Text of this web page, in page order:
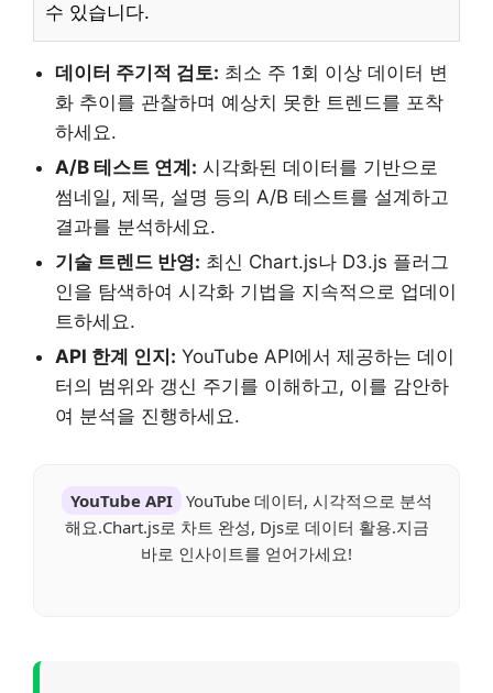
수 있습니다.
데이터 주기적 검토: 최소 주 1회 이상 데이터 변
화 추이를 관찰하며 예상치 못한 트렌드를 포착
하세요.
A/B 테스트 연계: 시각화된 데이터를 기반으로
썸네일, 제목, 설명 등의 A/B 테스트를 설계하고
결과를 분석하세요.
기술 트렌드 반영: 최신 Chart.js나 D3.js 플러그
인을 탐색하여 시각화 기법을 지속적으로 업데이
트하세요.
API 한계 인지: YouTube API에서 제공하는 데이
터의 범위와 갱신 주기를 이해하고, 이를 감안하
여 분석을 진행하세요.
YouTube API
YouTube 데이터, 시각적으로 분석
해요.Chart.js로 차트 완성, Djs로 데이터 활용.지금
바로 인사이트를 얻어가세요!